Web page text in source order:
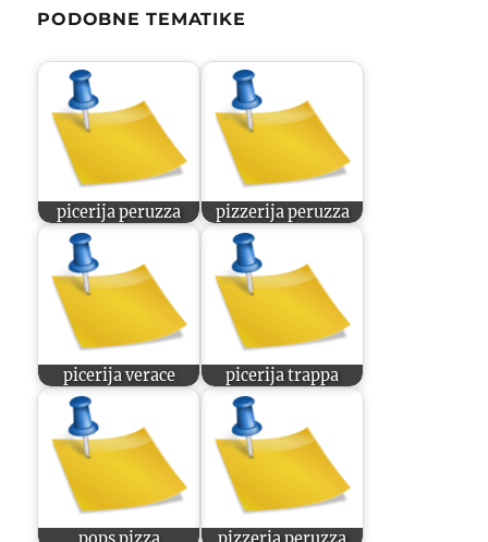
PODOBNE TEMATIKE
picerija peruzza pizzerija peruzza
picerija verace picerija trappa